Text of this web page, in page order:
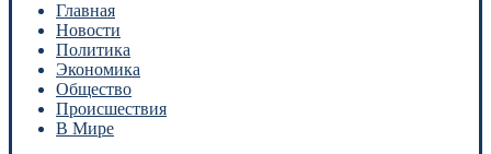
Главная
Новости
Политика
Экономика
Общество
Происшествия
В Мире